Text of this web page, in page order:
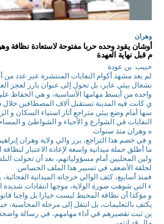
وهران
أوشان يقود وحده حربا مفتوحة لاستعادة نظافة
م قبل نهاية العهدة
حبيب. بن عودة
لم يعد مشهد أكوام النفايات المنتشرة عبر عدد من
نشغال بيئي عابر، بل تحول إلى عنوان بارز لعجز
واحدة من أبسط مهامها الأساسية، و هي الحفاظ
ي كانت فيه المدينة تستقبل آلاف المصطافين
سها أمام وضع بيئي متراجع أثار استياء السكان و
النفايات في الشوارع و الأحياء و الشواطئ و
ه وهران منذ سنوات.
و في خضم هذا التراجع، برز والي ولاية وهران
ما أطلق حملة ميدانية واسعة لإعادة الاعتبار
ولين المحليين أمام مسؤولياتهم، بعد أن تحولت
لحلقة الأضعف في تسيير هذا الملف الحساس.
فمنذ أسابيع، كثف الوالي خرجاته الميدانية
ء التي شوهت صورة الولاية، موجها انتقادات
و مؤكدا أن نظافة المحيط ليست خيارا بل واجبا
يكتف بالتعليمات، بل انتقل إلى مرحلة المحاسبة،
ين ثبت تقصيرهم في أداء مهامهم، في رسالة